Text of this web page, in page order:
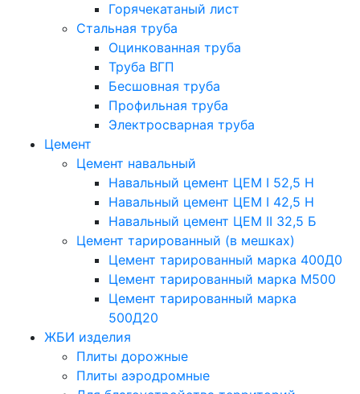
Горячекатаный лист
Стальная труба
Оцинкованная труба
Труба ВГП
Бесшовная труба
Профильная труба
Электросварная труба
Цемент
Цемент навальный
Навальный цемент ЦЕМ I 52,5 Н
Навальный цемент ЦЕМ I 42,5 H
Навальный цемент ЦЕМ II 32,5 Б
Цемент тарированный (в мешках)
Цемент тарированный марка 400Д0
Цемент тарированный марка М500
Цемент тарированный марка
500Д20
ЖБИ изделия
Плиты дорожные
Плиты аэродромные